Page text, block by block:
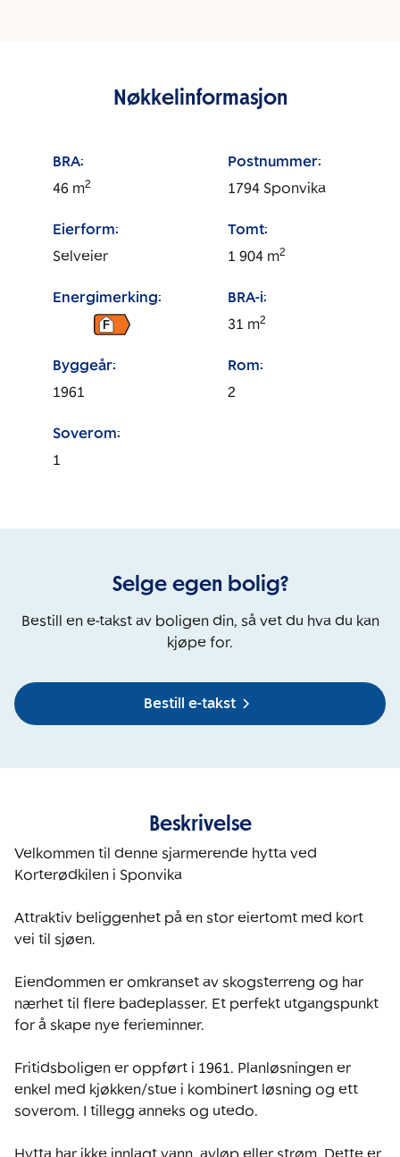
Nøkkelinformasjon
BRA:
46 m2
Postnummer:
1794 Sponvika
Eierform:
Selveier
Tomt:
1 904 m2
Energimerking:
F
BRA-i:
31 m2
Byggeår:
1961
Rom:
2
Soverom:
1
Selge egen bolig?
Bestill en e-takst av boligen din, så vet du hva du kan
kjøpe for.
Bestill e-takst
Beskrivelse
Velkommen til denne sjarmerende hytta ved
Korterødkilen i Sponvika
Attraktiv beliggenhet på en stor eiertomt med kort
vei til sjøen.
Eiendommen er omkranset av skogsterreng og har
nærhet til flere badeplasser. Et perfekt utgangspunkt
for å skape nye ferieminner.
Fritidsboligen er oppført i 1961. Planløsningen er
enkel med kjøkken/stue i kombinert løsning og ett
soverom. I tillegg anneks og utedo.